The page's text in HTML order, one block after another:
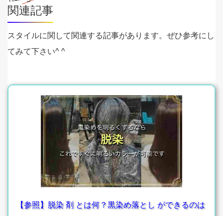
関連記事
スタイルに関して関連する記事があります。ぜひ参考にし
てみて下さい^ ^
【参照】脱染 剤 とは何？黒染め落とし ができるのは